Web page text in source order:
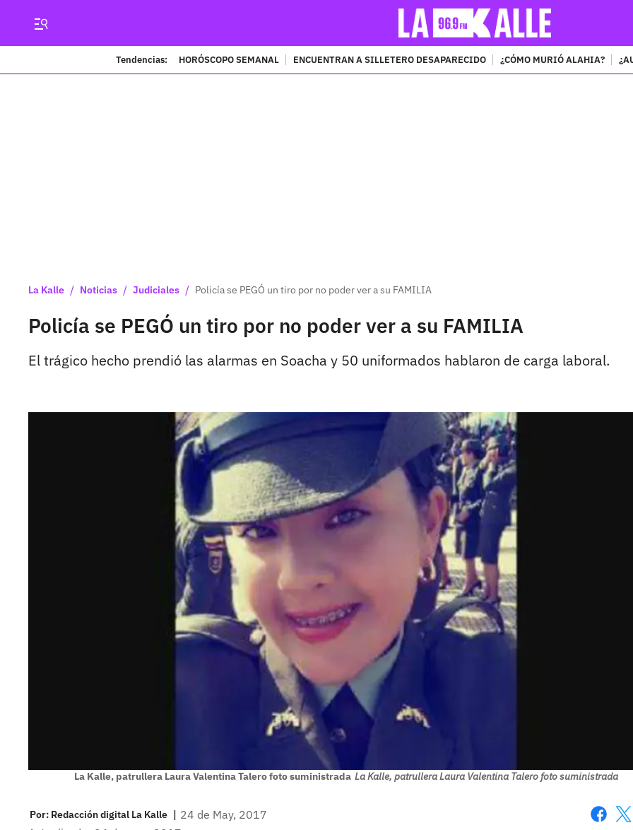
Tendencias: HORÓSCOPO SEMANAL ENCUENTRAN A SILLETERO DESAPARECIDO ¿CÓMO MURIÓ ALAHIA?
La Kalle / Noticias / Judiciales / Policía se PEGÓ un tiro por no poder ver a su FAMILIA
Policía se PEGÓ un tiro por no poder ver a su FAMILIA
El trágico hecho prendió las alarmas en Soacha y 50 uniformados hablaron de carga laboral.
La Kalle, patrullera Laura Valentina Talero foto suministrada La Kalle, patrullera Laura Valentina Talero foto suministrada
Por: Redacción digital La Kalle | 24 de May, 2017